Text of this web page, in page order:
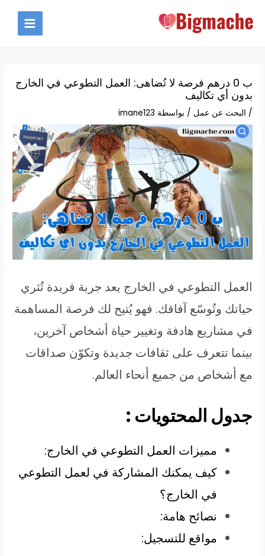
MAIN
ب 0 درهم فرصة لا تُضاهى: العمل التطوعي في الخارج
بدون أي تكاليف
/ البحث عن عمل / بواسطة imane123
العمل التطوعي في الخارج يعد جربة فريدة تُثري
حياتك وتُوسّع آفاقك. فهو يُتيح لك فرصة المساهمة
في مشاريع هادفة وتغيير حياة أشخاص آخرين،
بينما تتعرف على ثقافات جديدة وتكوّن صداقات
مع أشخاص من جميع أنحاء العالم.
جدول المحتويات :
مميزات العمل التطوعي في الخارج:
كيف يمكنك المشاركة في لعمل التطوعي
في الخارج؟
نصائح هامة:
مواقع للتسجيل: